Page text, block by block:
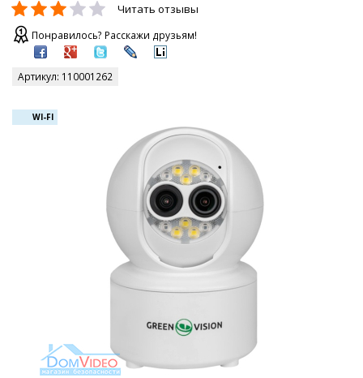
Читать отзывы
Понравилось? Расскажи друзьям!
Артикул: 110001262
WI-FI